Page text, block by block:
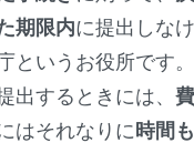
期限内に提出しな
いうお役所です。
するときには、
はそれなりに時間